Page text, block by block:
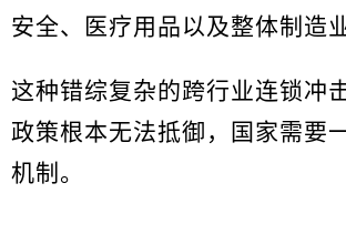
安全、医疗用品以及整体制造
这种错综复杂的跨行业连锁冲
政策根本无法抵御，国家需要
机制。